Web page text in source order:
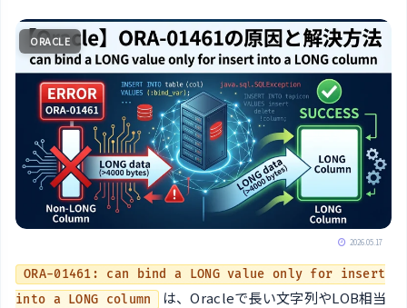
ORACLE
2026.05.17
ORA-01461: can bind a LONG value only for insert
into a LONG column
は、Oracleで長い文字列やLOB相当